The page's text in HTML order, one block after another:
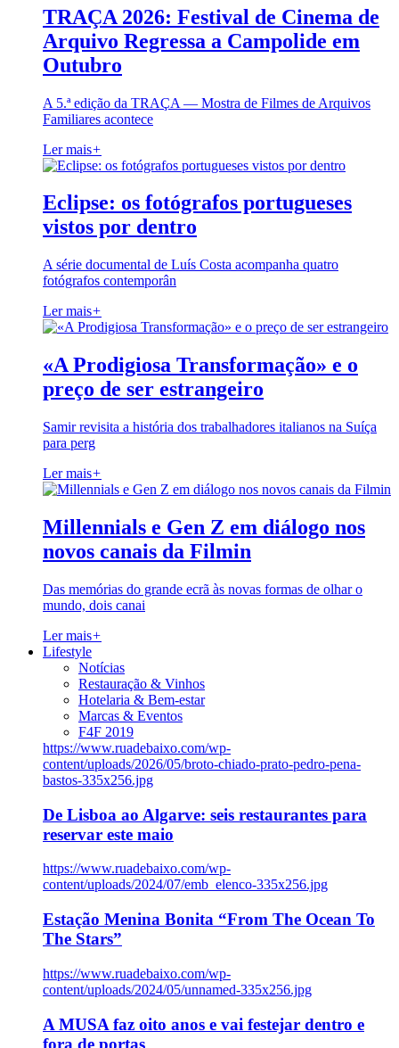
TRAÇA 2026: Festival de Cinema de
Arquivo Regressa a Campolide em
Outubro
A 5.ª edição da TRAÇA — Mostra de Filmes de Arquivos
Familiares acontece
Ler mais+
Eclipse: os fotógrafos portugueses
vistos por dentro
A série documental de Luís Costa acompanha quatro
fotógrafos contemporân
Ler mais+
«A Prodigiosa Transformação» e o
preço de ser estrangeiro
Samir revisita a história dos trabalhadores italianos na Suíça
para perg
Ler mais+
Millennials e Gen Z em diálogo nos
novos canais da Filmin
Das memórias do grande ecrã às novas formas de olhar o
mundo, dois canai
Ler mais+
Lifestyle
Notícias
Restauração & Vinhos
Hotelaria & Bem-estar
Marcas & Eventos
F4F 2019
https://www.ruadebaixo.com/wp-
content/uploads/2026/05/broto-chiado-prato-pedro-pena-
bastos-335x256.jpg
De Lisboa ao Algarve: seis restaurantes para
reservar este maio
https://www.ruadebaixo.com/wp-
content/uploads/2024/07/emb_elenco-335x256.jpg
Estação Menina Bonita “From The Ocean To
The Stars”
https://www.ruadebaixo.com/wp-
content/uploads/2024/05/unnamed-335x256.jpg
A MUSA faz oito anos e vai festejar dentro e
fora de portas